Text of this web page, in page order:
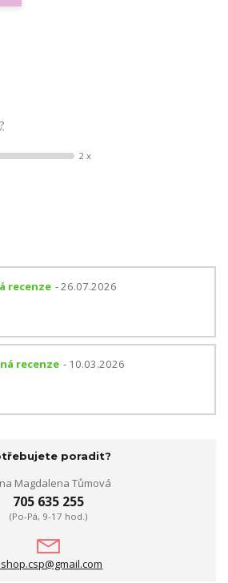
2 x
recenze - 26.07.2026
recenze - 10.03.2026
poradit?
Magdalena Tůmová
705 635 255
(Po-Pá, 9-17 hod.)